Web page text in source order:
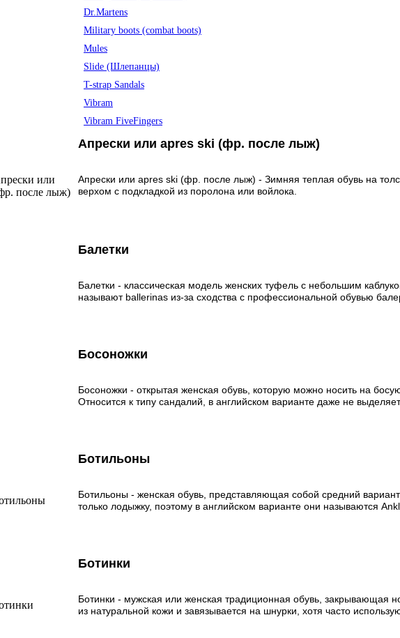
Dr.Martens
Military boots (combat boots)
Mules
Slide (Шлепанцы)
T-strap Sandals
Vibram
Vibram FiveFingers
Апрески или apres ski (фр. после лыж)
Апрески или apres ski (фр. после лыж) - Зимняя теплая обувь на
верхом с подкладкой из поролона или войлока.
Балетки
Балетки - классическая модель женских туфель с небольшим
называют ballerinas из-за сходства с профессиональной обувью
Босоножки
Босоножки - открытая женская обувь, которую можно носить на
Относится к типу сандалий, в английском варианте даже не
Ботильоны
Ботильоны - женская обувь, представляющая собой средний
только лодыжку, поэтому в английском варианте они называются
Ботинки
Ботинки - мужская или женская традиционная обувь, закрывающая
из натуральной кожи и завязывается на шнурки, хотя часто